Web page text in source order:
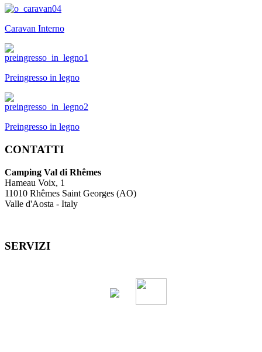
Caravan Interno
Preingresso in legno
Preingresso in legno
CONTATTI
Camping Val di Rhêmes
Hameau Voix, 1
11010 Rhêmes Saint Georges (AO)
Valle d'Aosta - Italy
SERVIZI